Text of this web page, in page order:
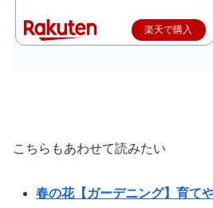
楽天で購入
こちらもあわせて読みたい
春の花【ガーデニング】育て